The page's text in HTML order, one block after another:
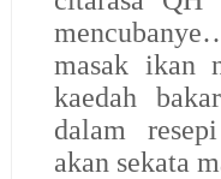
masak ikan
kaedah
dalam
akan sekata